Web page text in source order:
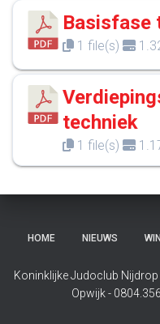
Basisfase
1 file(s)
techniek
1 file(s)
HOME NIEUWS
Koninklijke Judoclub
Opwijk -